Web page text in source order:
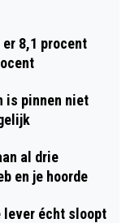
8,1 procent
is pinnen niet
al drie
en je hoorde
lever écht sloopt